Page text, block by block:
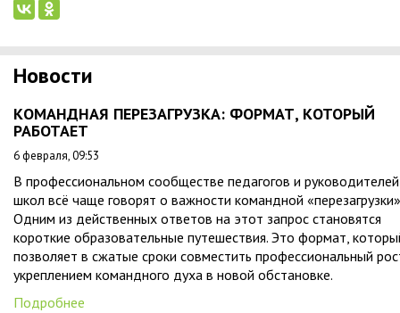
Новости
КОМАНДНАЯ ПЕРЕЗАГРУЗКА: ФОРМАТ, КОТОРЫЙ
РАБОТАЕТ
6 февраля, 09:53
В профессиональном сообществе педагогов и руководителей
школ всё чаще говорят о важности командной
Одним из действенных ответов на этот запрос становятся
короткие образовательные путешествия. Это формат,
позволяет в сжатые сроки совместить профессиональный
укреплением командного духа в новой обстановке.
Подробнее